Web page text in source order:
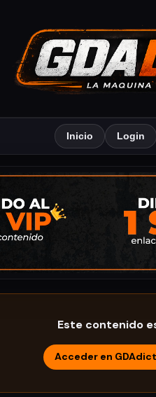
Inicio Login
Este contenido
Acceder en